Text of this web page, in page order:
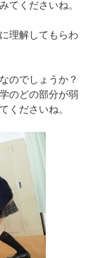
てくださいね。
理解してもらわ
のでしょうか？
のどの部分が弱
くださいね。